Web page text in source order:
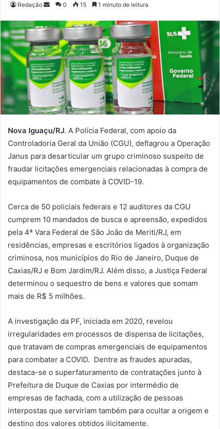
Redação
n
d
e
u
m
e
m
i
l
0 15 1 minuto de leitura
Nova Iguaçu/RJ. A Polícia Federal, com apoio da
Controladoria Geral da União (CGU), deflagrou a Operação
Janus para desarticular um grupo criminoso suspeito de
fraudar licitações emergenciais relacionadas à compra de
equipamentos de combate à COVID-19.
Cerca de 50 policiais federais e 12 auditores da CGU
cumprem 10 mandados de busca e apreensão, expedidos
pela 4ª Vara Federal de São João de Meriti/RJ, em
residências, empresas e escritórios ligados à organização
criminosa, nos municípios do Rio de Janeiro, Duque de
Caxias/RJ e Bom Jardim/RJ. Além disso, a Justiça Federal
determinou o sequestro de bens e valores que somam
mais de R$ 5 milhões.
A investigação da PF, iniciada em 2020, revelou
irregularidades em processos de dispensa de licitações,
que tratavam de compras emergenciais de equipamentos
para combater a COVID. Dentre as fraudes apuradas,
destaca-se o superfaturamento de contratações junto à
Prefeitura de Duque de Caxias por intermédio de
empresas de fachada, com a utilização de pessoas
interpostas que serviriam também para ocultar a origem e
destino dos valores obtidos ilicitamente.